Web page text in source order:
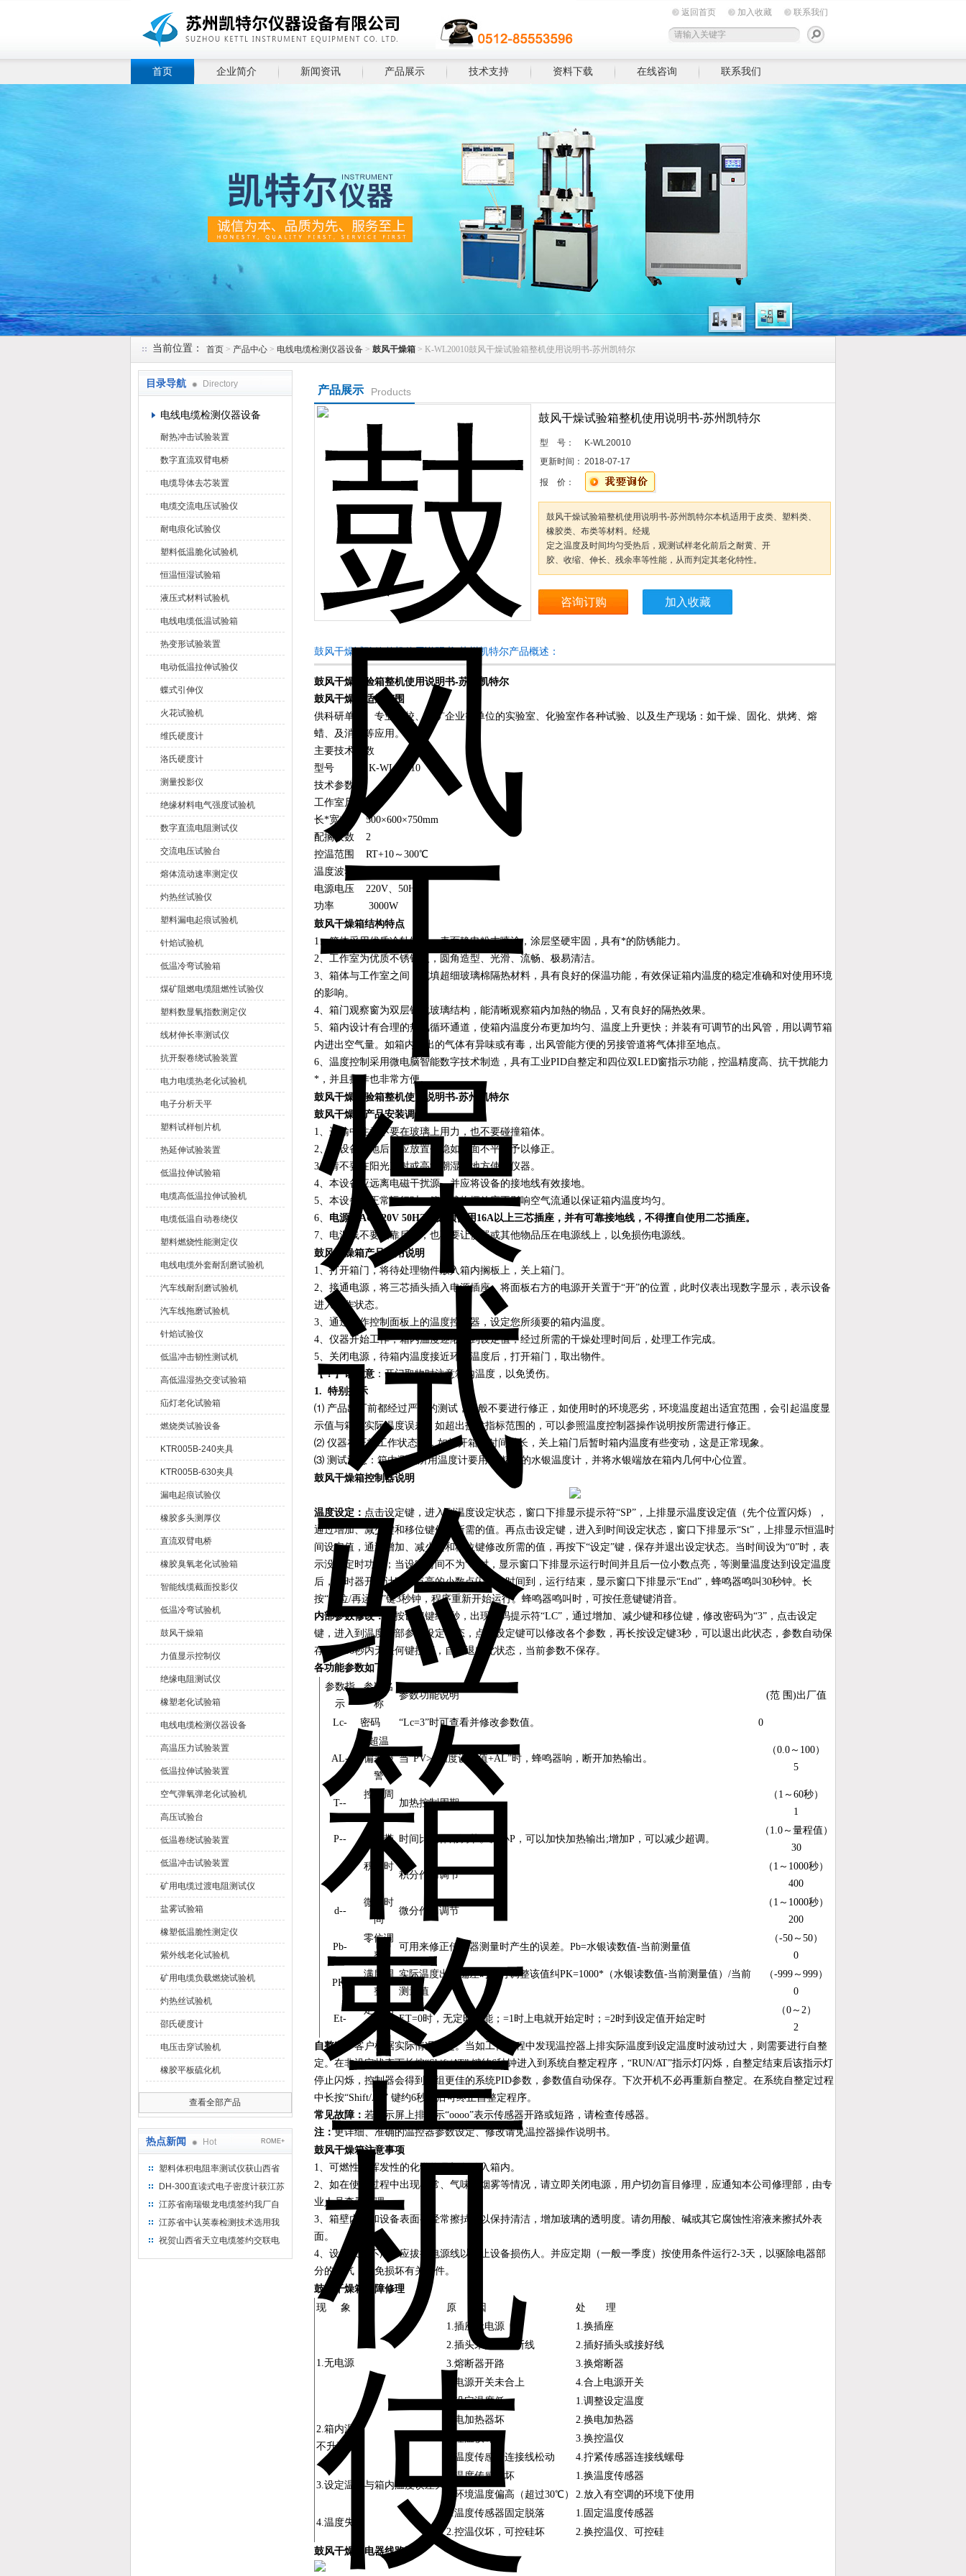
返回首页 加入收藏 联系我们
首页 企业简介 新闻资讯 产品展示 技术支持 资料下载 在线咨询 联系我们
当前位置： 首页 > 产品中心 > 电线电缆检测仪器设备 > 鼓风干燥箱 > K-WL20010鼓风干燥试验箱整机使用说明书-苏州凯特尔
目录导航 Directory
电线电缆检测仪器设备
耐热冲击试验装置
数字直流双臂电桥
电缆导体去芯装置
电缆交流电压试验仪
耐电痕化试验仪
塑料低温脆化试验机
恒温恒湿试验箱
液压式材料试验机
电线电缆低温试验箱
热变形试验装置
电动低温拉伸试验仪
蝶式引伸仪
火花试验机
维氏硬度计
洛氏硬度计
测量投影仪
绝缘材料电气强度试验机
数字直流电阻测试仪
交流电压试验台
熔体流动速率测定仪
灼热丝试验仪
塑料漏电起痕试验机
针焰试验机
低温冷弯试验箱
煤矿阻燃电缆阻燃性试验仪
塑料数显氧指数测定仪
线材伸长率测试仪
抗开裂卷绕试验装置
电力电缆热老化试验机
电子分析天平
塑料试样刨片机
热延伸试验装置
低温拉伸试验箱
电缆高低温拉伸试验机
电缆低温自动卷绕仪
塑料燃烧性能测定仪
电线电缆外套耐刮磨试验机
汽车线耐刮磨试验机
汽车线拖磨试验机
针焰试验仪
低温冲击韧性测试机
高低温湿热交变试验箱
疝灯老化试验箱
燃烧类试验设备
KTR005B-240夹具
KTR005B-630夹具
漏电起痕试验仪
橡胶多头测厚仪
直流双臂电桥
橡胶臭氧老化试验箱
智能线缆截面投影仪
低温冷弯试验机
鼓风干燥箱
力值显示控制仪
绝缘电阻测试仪
橡塑老化试验箱
电线电缆检测仪器设备
高温压力试验装置
低温拉伸试验装置
空气弹氧弹老化试验机
高压试验台
低温卷绕试验装置
低温冲击试验装置
矿用电缆过渡电阻测试仪
盐雾试验箱
橡塑低温脆性测定仪
紫外线老化试验机
矿用电缆负载燃烧试验机
灼热丝试验机
邵氏硬度计
电压击穿试验机
橡胶平板硫化机
查看全部产品
热点新闻 Hot ROME+
塑料体积电阻率测试仪获山西省
水利机械厂选用
DH-300直读式电子密度计获江苏
省苏州市安信塑业选用
江苏省南瑞银龙电缆签约我厂自
然换气老化箱等电缆检测设备
江苏省中认英泰检测技术选用我
厂自然换气老化试验箱
祝贺山西省天立电缆签约交联电
产品展示 Products
鼓风干燥试验箱整机使用说明书-苏州凯特尔
型 号：
K-WL20010
更新时间： 2018-07-17
报 价：
鼓风干燥试验箱整机使用说明书-苏州凯特尔本机适用于皮类、塑料类、
橡胶类、布类等材料。经规
定之温度及时间均匀受热后，观测试样老化前后之耐黄、开
胶、收缩、伸长、残余率等性能，从而判定其老化特性。
咨询订购 加入收藏
鼓风干燥试验箱整机使用说明书-苏州凯特尔产品概述：
鼓风干燥试验箱整机使用说明书-苏州凯特尔
鼓风干燥箱
适用范围
供科研单位、专业院校、工矿企业等单位的实验室、化验室作各种试验、以及生产现场：如干燥、固化、烘烤、熔
蜡、及消毒等应用。
主要技术参数
型号 K-WL20010
技术参数
工作室尺寸
长*宽*高 500×600×750mm
配搁板数 2
控温范围 RT+10～300℃
温度波动 ±1.0℃
电源电压 220V、50Hz
功率 3000W
鼓风干燥箱结构特点
1、箱体采用优质冷轧钢板，表面静电粉末喷涂，涂层坚硬牢固，具有*的防锈能力。
2、工作室为优质不锈钢板，圆角造型、光滑、流畅、极易清洁。
3、箱体与工作室之间，充填超细玻璃棉隔热材料，具有良好的保温功能，有效保证箱内温度的稳定准确和对使用环境
的影响。
4、箱门观察窗为双层钢化玻璃结构，能清晰观察箱内加熱的物品，又有良好的隔热效果。
5、箱内设计有合理的热风循环通道，使箱内温度分布更加均匀、温度上升更快；并装有可调节的出风管，用以调节箱
内进出空气量。如箱内排出的气体有异味或有毒，出风管能方便的另接管道将气体排至地点。
6、温度控制采用微电脑智能数字技术制造，具有工业PID自整定和四位双LED窗指示功能，控温精度高、抗干扰能力
*，并且操作也非常方便。
鼓风干燥试验箱整机使用说明书-苏州凯特尔
鼓风干燥箱 产品安装调试
1、运输中注意不要在玻璃上用力，也不要碰撞箱体。
2、本设备落地后，应放置平稳如地面不平应予以修正。
3、请不要在阳光直射或高温潮湿的地方使用仪器。
4、本设备应远离电磁干扰源，并应将设备的接地线有效接地。
5、本设备在正常运行时，箱内载物摆放应不影响空气流通以保证箱内温度均匀。
6、 电源为AC 220V 50HZ，必须使用16A以上三芯插座，并有可靠接地线，不得擅自使用二芯插座。
7、电源线不要紧靠后面，也不要让仪器或其他物品压在电源线上，以免损伤电源线。
鼓风干燥箱产品使用说明
1、打开箱门，将待处理物件放入箱内搁板上，关上箱门。
2、接通电源，将三芯插头插入电源插座，将面板右方的电源开关置于“开”的位置，此时仪表出现数字显示，表示设备
进入工作状态。
3、通过操作控制面板上的温度控制器，设定您所须要的箱内温度。
4、仪器开始工作，箱内温度逐渐达到设定值，经过所需的干燥处理时间后，处理工作完成。
5、关闭电源，待箱内温度接近环境温度后，打开箱门，取出物件。
【！】请注意 ：开门取物时注意箱内温度，以免烫伤。
1. 特别提示
⑴ 产品出厂前都经过严格的测试，一般不要进行修正，如使用时的环境恶劣，环境温度超出适宜范围，会引起温度显
示值与箱内实际温度误差，如超出技术指标范围的，可以参照温度控制器操作说明按所需进行修正。
⑵ 仪器在正常工作状态下，如打开箱门时间过长，关上箱门后暂时箱内温度有些变动，这是正常现象。
⑶ 测试注意：箱内测试所用温度计要用0.1精度的水银温度计，并将水银端放在箱内几何中心位置。
鼓风干燥箱控制器说明
温度设定： 点击设定键，进入到温度设定状态，窗口下排显示提示符“SP”，上排显示温度设定值（先个位置闪烁），
通过增加、减少键和移位键修改所需的值。再点击设定键，进入到时间设定状态，窗口下排显示“St”，上排显示恒温时
间设定值，通过增加、减少键和移位键修改所需的值，再按下“设定”键，保存并退出设定状态。当时间设为“0”时，表
示没有定时功能；当设定时间不为“0”时，显示窗口下排显示运行时间并且后一位小数点亮，等测量温度达到设定温度
后，定时器开始计时，点亮的小数点闪烁。时间到，运行结束，显示窗口下排显示“End”，蜂鸣器鸣叫30秒钟。长
按“移位/再运行”键3秒钟，程序重新开始运行。蜂鸣器鸣叫时，可按任意键键消音。
内部参数修改：
长按设定键约3秒，出现密码提示符“LC”，通过增加、减少键和移位键，修改密码为“3”，点击设定
键，进入到温度内部参数设定状态，点击设定键可以修改各个参数，再长按设定键3秒，可以退出此状态，参数自动保
存。若30秒内无任何键按下，自动退出此状态，当前参数不保存。
各功能参数如下
：
参数指
示
参数名
称
参数功能说明 (范 围)出厂值
Lc- 密码 “Lc=3”时可查看并修改参数值。 0
AL-
超温
偏差报
警
当“PV>=温度设定值+AL”时，蜂鸣器响，断开加热输出。
（0.0～100）
5
T--
控制周
加热控制周期
（1～60秒）
1
P-- 比例带 时间比例作用调节。减小P，可以加快加热输出;增加P，可以减少超调。
（1.0～量程值）
30
I--
积分时
积分作用调节
（1～1000秒）
400
d--
微分时
间
微分作用调节
（1～1000秒）
200
Pb-
零位调
整
可用来修正传感器测量时产生的误差。Pb=水银读数值-当前测量值
（-50～50）
0
PK-
满度调
整
实际温度出现偏差时，可调整该值纠PK=1000*（水银读数值-当前测量值）/当前
测量值
（-999～999）
0
Et-
定时功
能
ET=0时，无定时功能；=1时上电就开始定时；=2时到设定值开始定时
（0～2）
2
自整定：客户根据实际情况设定。当如工作过程中发现温控器上排实际温度到设定温度时波动过大，则需要进行自整
定。在非设定状态下长按“Shift/AT” 键约6秒钟进入到系统自整定程序，“RUN/AT”指示灯闪烁，自整定结束后该指示灯
停止闪烁，控制器会得到一组更佳的系统PID参数，参数值自动保存。下次开机不必再重新自整定。在系统自整定过程
中长按“Shift/AT” 键约6秒钟后可终止自整定程序。
常见故障： 若显示屏上排显示“oooo”表示传感器开路或短路，请检查传感器。
注：更详细、准确的温控器参数设定、修改请见温控器操作说明书。
鼓风干燥箱注意事项
1、可燃性和挥发性的化学物品切勿放入箱内。
2、如在使用过程中出现异常、气味、烟雾等情况，请立即关闭电源，用户切勿盲目修理，应通知本公司修理部，由专
业人员查看修理。
3、箱壁内胆和设备表面要经常擦拭，以保持清洁，增加玻璃的透明度。请勿用酸、碱或其它腐蚀性溶液来擦拭外表
面。
4、设备长期不用，应拔掉电源线以防止设备损伤人。并应定期（一般一季度）按使用条件运行2-3天，以驱除电器部
分的潮气，避免损坏有关器件。
鼓风干燥箱
故障修理
现 象
原 因 处 理
1.无电源
1.插座无电源
1.换插座
2.插头未插好或断线
2.插好插头或接好线
3.熔断器开路
3.换熔断器
4.电源开关未合上
4.合上电源开关
2.箱内温度
不升高
1.设定温度低
1.调整设定温度
2.电加热器坏
2.换电加热器
3.控温仪坏
3.换控温仪
4.温度传感器连接线松动
4.拧紧传感器连接线螺母
3.设定温度与箱内温度误差大
1.温度传感器坏
1.换温度传感器
2.环境温度偏高（超过30℃）
2.放入有空调的环境下使用
4.温度失控
1.温度传感器固定脱落
1.固定温度传感器
2.控温仪坏，可控硅坏
2.换控温仪、可控硅
鼓风干燥箱 电器线路图